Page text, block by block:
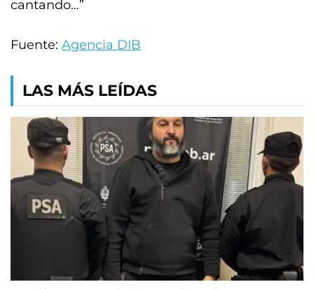
cantando…”
Fuente: Agencia DIB
LAS MÁS LEÍDAS